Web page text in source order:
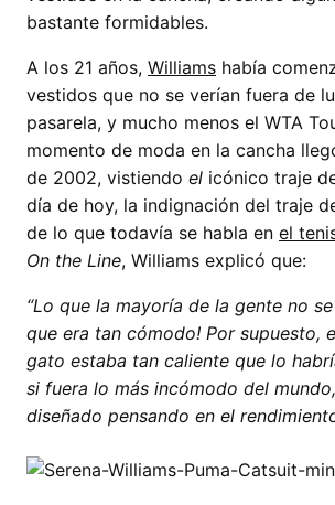
bastante formidables.
A los 21 años, Williams había
vestidos que no se verían fuera de
pasarela, y mucho menos el WTA
momento de moda en la cancha
de 2002, vistiendo el icónico traje
día de hoy, la indignación del traje
de lo que todavía se habla en el
On the Line, Williams explicó que:
“Lo que la mayoría de la gente no
que era tan cómodo! Por supuesto,
gato estaba tan caliente que lo
si fuera lo más incómodo del
diseñado pensando en el